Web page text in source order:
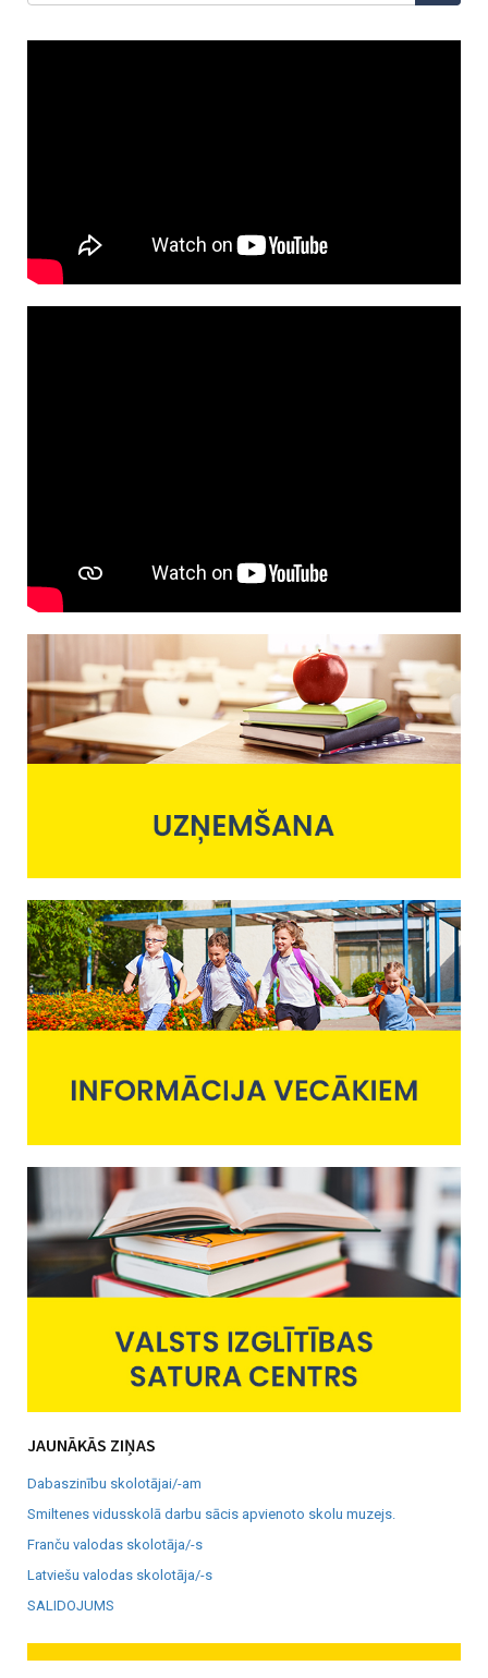
JAUNĀKĀS ZIŅAS
Dabaszinību skolotājai/-am
Smiltenes vidusskolā darbu sācis apvienoto skolu muzejs.
Franču valodas skolotāja/-s
Latviešu valodas skolotāja/-s
SALIDOJUMS